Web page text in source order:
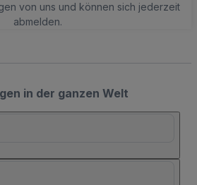
von uns und können sich jederzeit
abmelden.
in der ganzen Welt